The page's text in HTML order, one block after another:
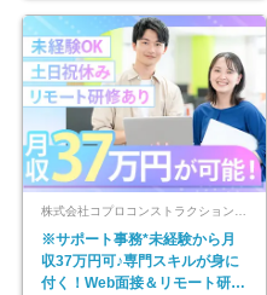
※サポート事務*未経験から月
収37万円可♪専門スキルが身に
付く！Web面接＆リモート研修